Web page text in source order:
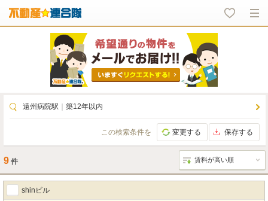
遠州病院駅 築12年以内
この検索条件を 変更する 保存する
9 件
shinビル